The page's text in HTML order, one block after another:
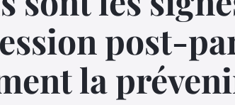
post-
la